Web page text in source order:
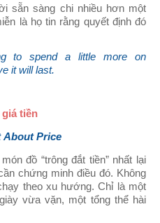
sẵn sàng chi nhiều hơn một
là họ tin rằng quyết định đó
to spend a little more on
it will last.
tiền
About Price
đồ “trông đắt tiền” nhất lại
chứng minh điều đó. Không
theo xu hướng. Chỉ là một
vừa vặn, một tổng thể hài